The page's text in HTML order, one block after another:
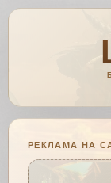
РЕКЛАМА НА